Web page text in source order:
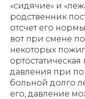
«сидячие» и
родственник
отсчет его
вот при смене
некоторых
давления при
больной долго
его, давление
– в интересах
– для
организациях,
организациях
обслуживания,
учреждениях, в
гражданами
сотрудниками
учреждений,
собственности и
принадлежности.